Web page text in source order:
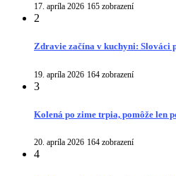
17. apríla 2026 165 zobrazení
2
Zdravie začína v kuchyni: Slováci
19. apríla 2026 164 zobrazení
3
Kolená po zime trpia, pomôže len
20. apríla 2026 164 zobrazení
4